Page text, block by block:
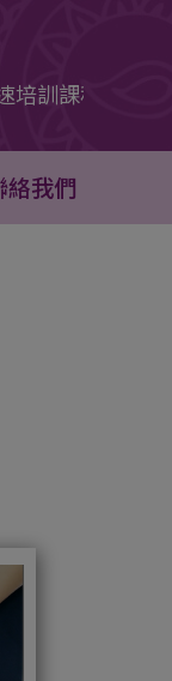
課程 - - 跑馬
絡我們